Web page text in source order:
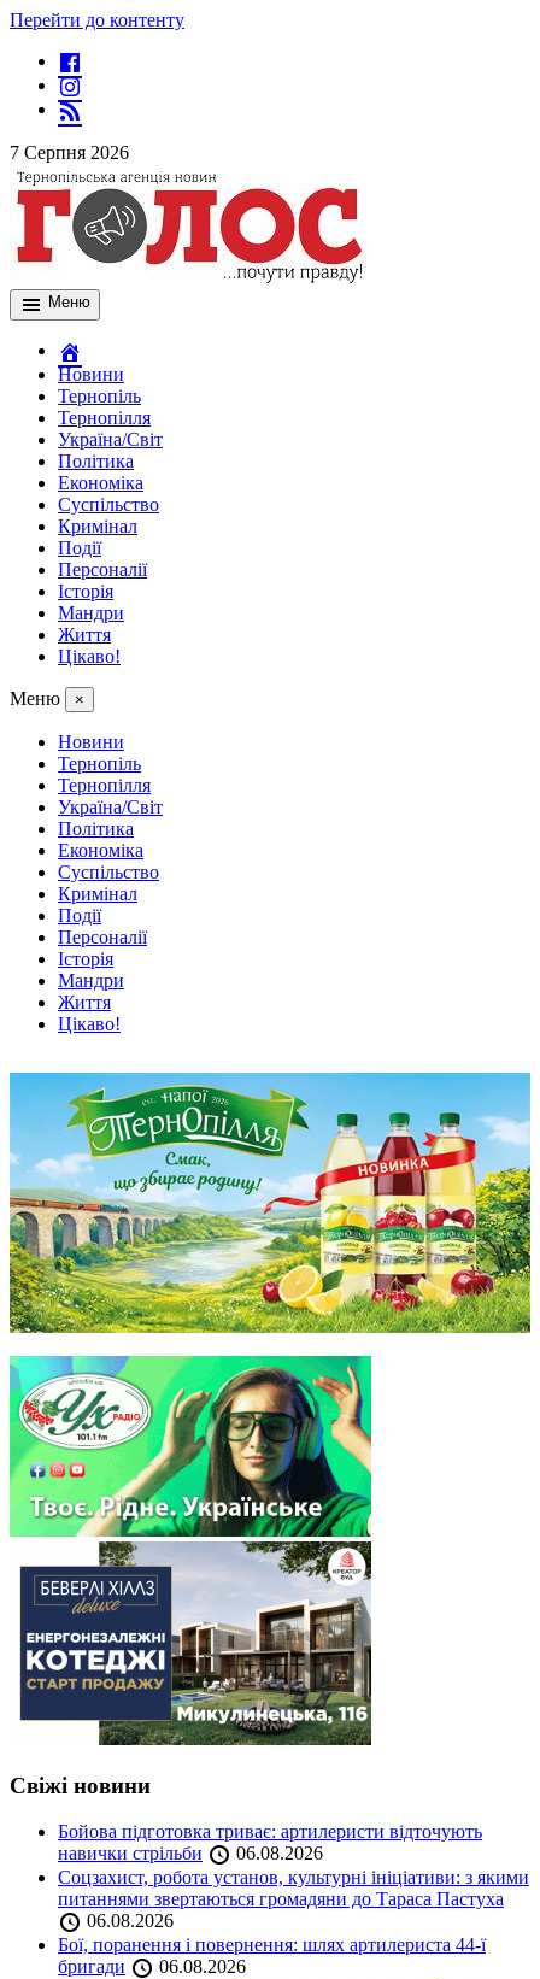
Перейти до контенту
7 Серпня 2026
Меню
Новини
Тернопіль
Тернопілля
Україна/Світ
Політика
Економіка
Суспільство
Кримінал
Події
Персоналії
Історія
Мандри
Життя
Цікаво!
Меню ×
Новини
Тернопіль
Тернопілля
Україна/Світ
Політика
Економіка
Суспільство
Кримінал
Події
Персоналії
Історія
Мандри
Життя
Цікаво!
Свіжі новини
Бойова підготовка триває: артилеристи відточують
навички стрільби
06.08.2026
Соцзахист, робота установ, культурні ініціативи: з якими
питаннями звертаються громадяни до Тараса Пастуха
06.08.2026
Бої, поранення і повернення: шлях артилериста 44-ї
бригади
06.08.2026